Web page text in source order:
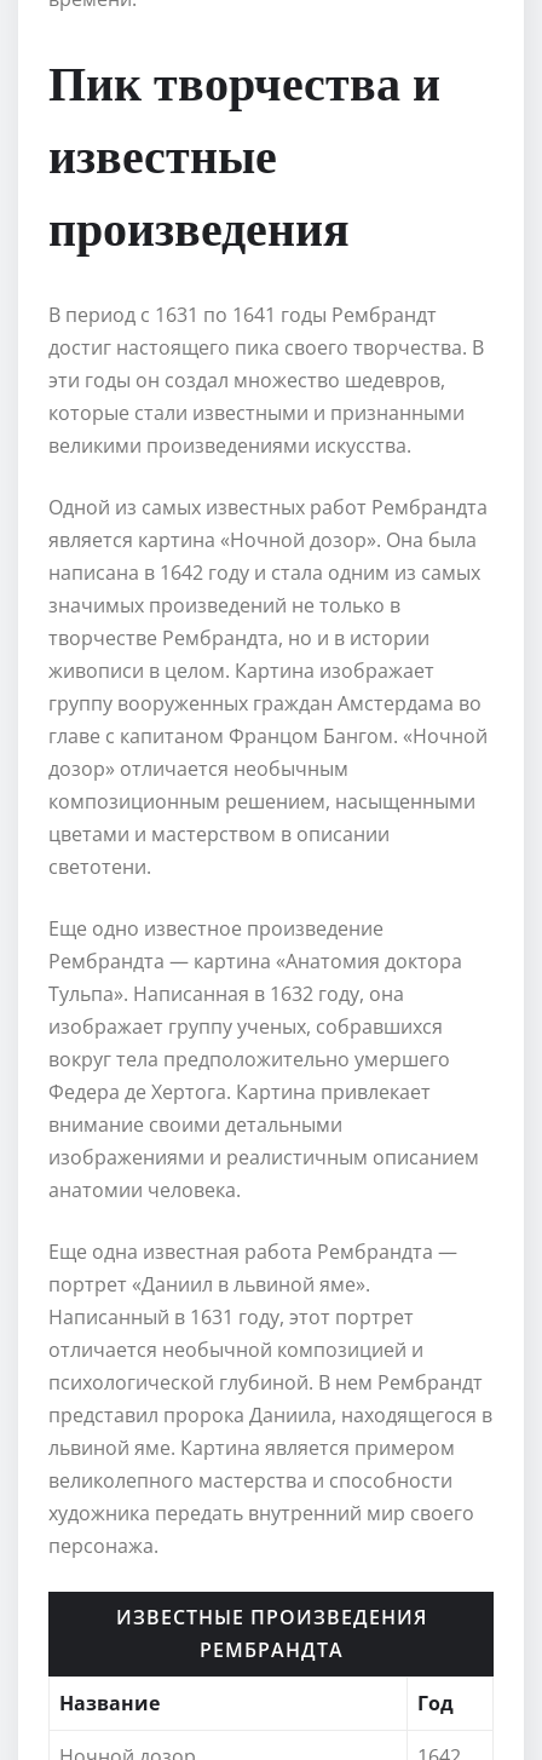
Пик творчества и
известные
произведения
В период с 1631 по 1641 годы Рембрандт
достиг настоящего пика своего творчества. В
эти годы он создал множество шедевров,
которые стали известными и признанными
великими произведениями искусства.
Одной из самых известных работ Рембрандта
является картина «Ночной дозор». Она была
написана в 1642 году и стала одним из самых
значимых произведений не только в
творчестве Рембрандта, но и в истории
живописи в целом. Картина изображает
группу вооруженных граждан Амстердама во
главе с капитаном Францом Бангом. «Ночной
дозор» отличается необычным
композиционным решением, насыщенными
цветами и мастерством в описании
светотени.
Еще одно известное произведение
Рембрандта — картина «Анатомия доктора
Тульпа». Написанная в 1632 году, она
изображает группу ученых, собравшихся
вокруг тела предположительно умершего
Федера де Хертога. Картина привлекает
внимание своими детальными
изображениями и реалистичным описанием
анатомии человека.
Еще одна известная работа Рембрандта —
портрет «Даниил в львиной яме».
Написанный в 1631 году, этот портрет
отличается необычной композицией и
психологической глубиной. В нем Рембрандт
представил пророка Даниила, находящегося в
львиной яме. Картина является примером
великолепного мастерства и способности
художника передать внутренний мир своего
персонажа.
ИЗВЕСТНЫЕ ПРОИЗВЕДЕНИЯ
РЕМБРАНДТА
Название
Год